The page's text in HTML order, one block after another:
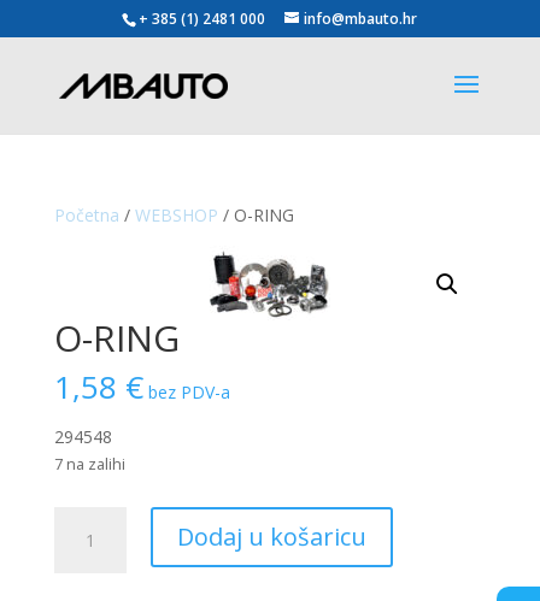
+ 385 (1) 2481 000 info@mbauto.hr
Početna / WEBSHOP / O-RING
O-RING
1,58 € bez PDV-a
294548
7 na zalihi
RING
Dodaj u košaricu